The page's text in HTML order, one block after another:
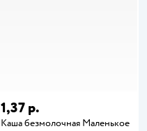
1,37 р.
Каша безмолочная Маленькое